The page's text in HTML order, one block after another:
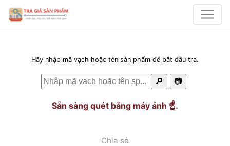
Hãy nhập mã vạch hoặc tên sản phẩm để bắt đầu tra.
🔎 📷
Sẵn sàng quét bằng máy ảnh ☝️.
Chia sẻ